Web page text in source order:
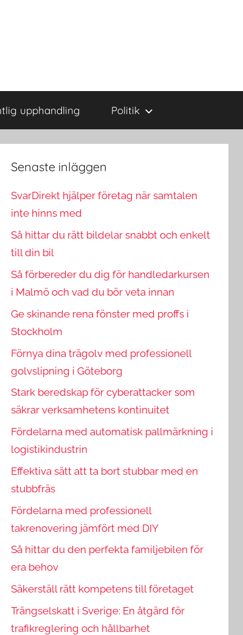
upphandling Politik
Senaste inläggen
SvarDirekt hjälper företag när samtalen
inte hinns med
Så hittar du rätt bildelar snabbt och enkelt
till din bil
Så förbereder du dig för handledarkursen
i Malmö och vad du bör veta innan
Ge skinande rena fönster med proffs i
Stockholm
Förnya dina trägolv med professionell
golvslipning i Göteborg
Stark beredskap för cyberattacker som
säkrar verksamhetens kontinuitet
Fördelarna med automatisk pallmärkning i
logistikindustrin
Effektiva sätt att ta bort stubbar med en
stubbfräs
Fördelarna med professionell
takrenovering jämfört med DIY
Så hittar du den perfekta familjebilen för
era behov
Säkerställ rätt kompetens till företaget
Trängselskatt i Sverige: En åtgärd för
trafikreglering och hållbarhet